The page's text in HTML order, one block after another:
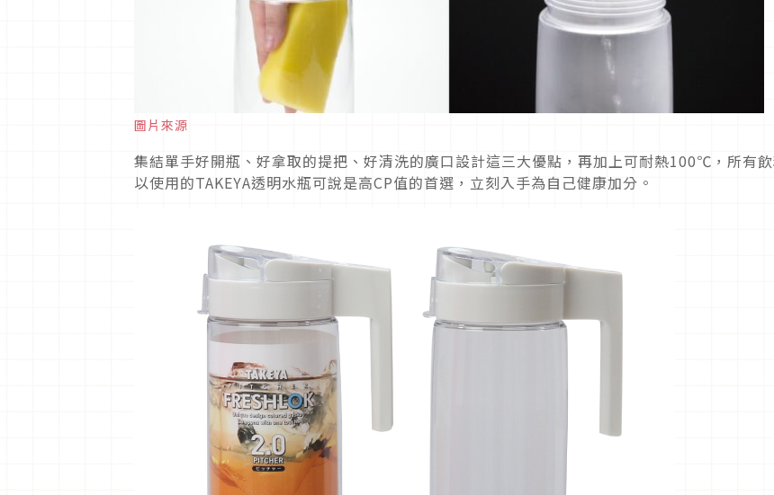
圖片來源
集結單手好開瓶、好拿取的提把、好清洗的廣口設計這三大優點，再加上可耐熱100℃，所有
以使用的TAKEYA透明水瓶可說是高CP值的首選，立刻入手為自己健康加分。